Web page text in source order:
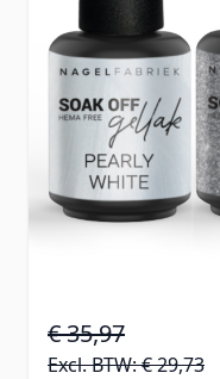
Elegant, stijlvol en
Glamorous
veelzijdige tinten
klassieke als
parelglans tot
verfijnde roze
stijlvolle
€ 35,97
Excl. BTW:€ 29,73